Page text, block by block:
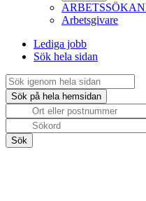
Arbetsgivare
Lediga jobb
Sök hela sidan